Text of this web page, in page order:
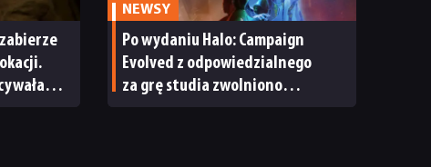
NEWSY
Po wydaniu Halo: Campaign
Evolved z odpowiedzialnego
za grę studia zwolniono